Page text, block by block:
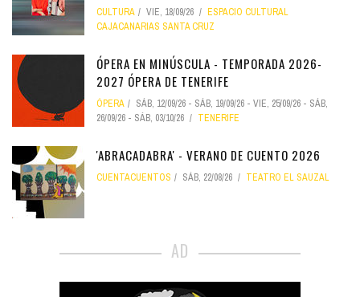
CULTURA VIE, 18/09/26
ESPACIO CULTURAL
CAJACANARIAS SANTA CRUZ
ÓPERA EN MINÚSCULA - TEMPORADA 2026-
2027 ÓPERA DE TENERIFE
ÓPERA SÁB, 12/09/26 - SÁB, 19/09/26 - VIE, 25/09/26 - SÁB,
26/09/26 - SÁB, 03/10/26 TENERIFE
'ABRACADABRA' - VERANO DE CUENTO 2026
CUENTACUENTOS SÁB, 22/08/26 TEATRO EL SAUZAL
AD